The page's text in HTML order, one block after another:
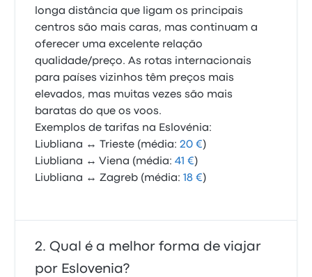
longa distância que ligam os principais
centros são mais caras, mas continuam a
oferecer uma excelente relação
qualidade/preço. As rotas internacionais
para países vizinhos têm preços mais
elevados, mas muitas vezes são mais
baratas do que os voos.
Exemplos de tarifas na Eslovénia:
Liubliana ↔ Trieste (média:20 €)
Liubliana ↔ Viena (média:41 €)
Liubliana ↔ Zagreb (média:18 €)
Qual é a melhor forma de viajar
por Eslovenia?